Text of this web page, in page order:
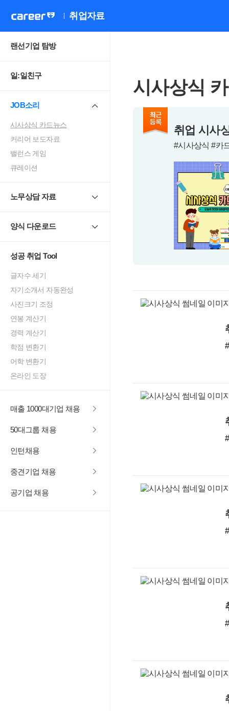
취업자료
랜선기업 탐방
일:일친구
JOB소리
시사상식 카드뉴스
커리어 보도자료
밸런스 게임
큐레이션
노무상담 자료
양식 다운로드
성공 취업 Tool
글자수 세기
자기소개서 자동완성
사진크기 조정
연봉 계산기
경력 계산기
학점 변환기
어학 변환기
온라인 도장
매출 1000대기업 채용
50대그룹 채용
인턴채용
중견기업 채용
공기업 채용
시사상식
취업 시사
#시사상식 #카